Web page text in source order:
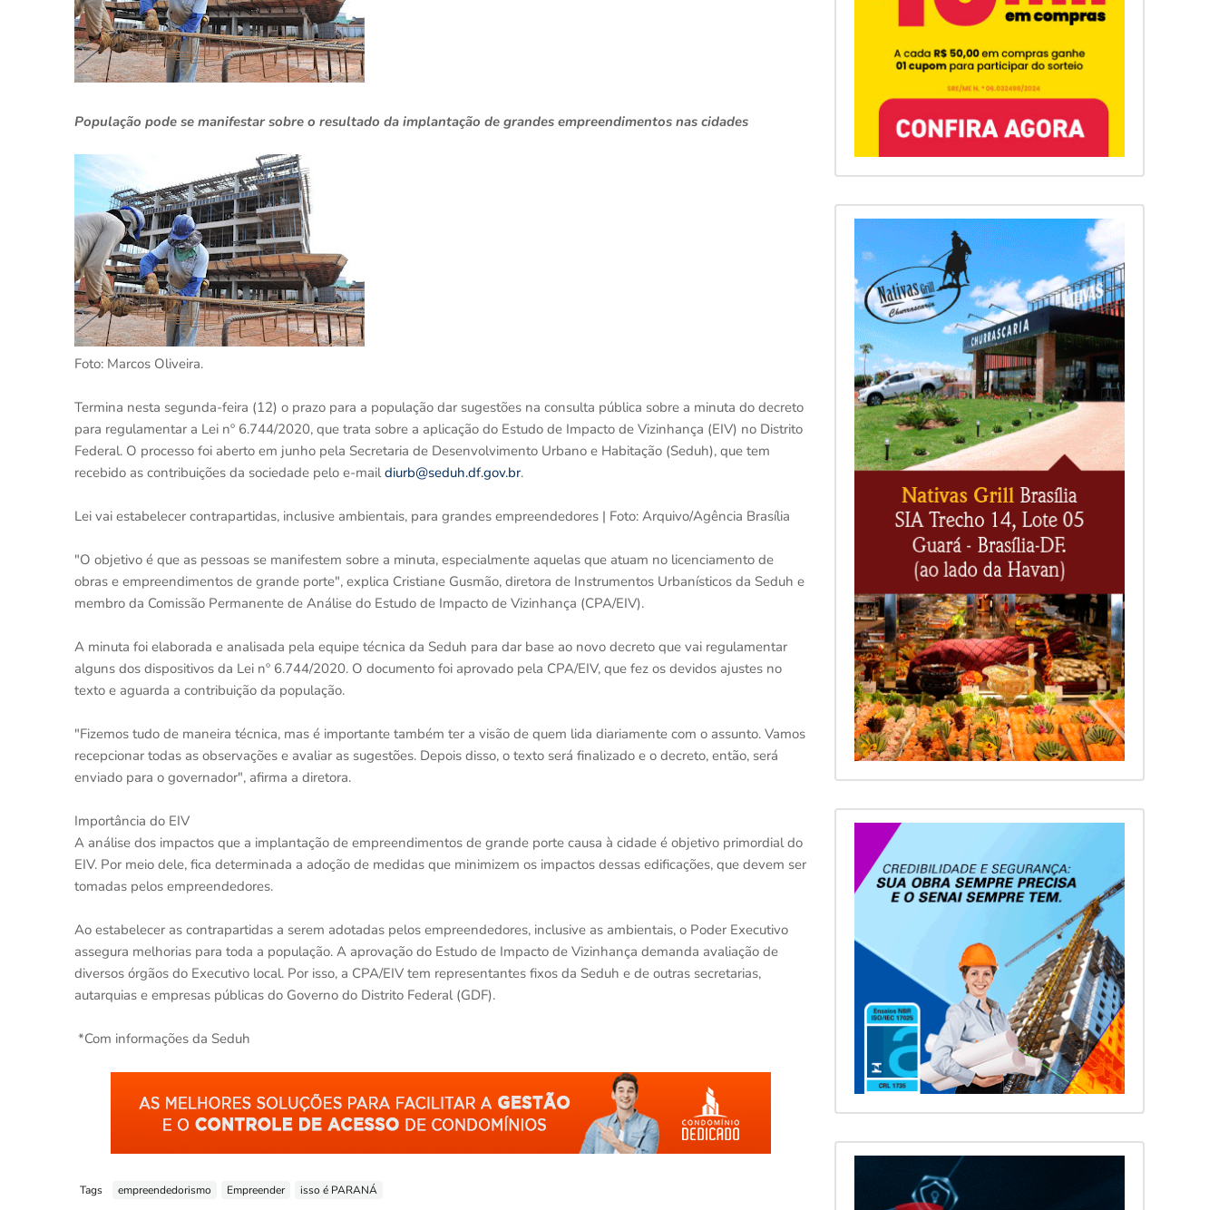
População pode se manifestar sobre o resultado da implantação de grandes empreendimentos nas cidades
Foto: Marcos Oliveira.
Termina nesta segunda-feira (12) o prazo para a população dar sugestões na consulta pública sobre a minuta do decreto
para regulamentar a Lei nº 6.744/2020, que trata sobre a aplicação do Estudo de Impacto de Vizinhança (EIV) no Distrito
Federal. O processo foi aberto em junho pela Secretaria de Desenvolvimento Urbano e Habitação (Seduh), que tem
recebido as contribuições da sociedade pelo e-maildiurb@seduh.df.gov.br.
Lei vai estabelecer contrapartidas, inclusive ambientais, para grandes empreendedores | Foto: Arquivo/Agência Brasília
"O objetivo é que as pessoas se manifestem sobre a minuta, especialmente aquelas que atuam no licenciamento de
obras e empreendimentos de grande porte", explica Cristiane Gusmão, diretora de Instrumentos Urbanísticos da Seduh e
membro da Comissão Permanente de Análise do Estudo de Impacto de Vizinhança (CPA/EIV).
A minuta foi elaborada e analisada pela equipe técnica da Seduh para dar base ao novo decreto que vai regulamentar
alguns dos dispositivos da Lei nº 6.744/2020. O documento foi aprovado pela CPA/EIV, que fez os devidos ajustes no
texto e aguarda a contribuição da população.
"Fizemos tudo de maneira técnica, mas é importante também ter a visão de quem lida diariamente com o assunto. Vamos
recepcionar todas as observações e avaliar as sugestões. Depois disso, o texto será finalizado e o decreto, então, será
enviado para o governador", afirma a diretora.
Importância do EIV
A análise dos impactos que a implantação de empreendimentos de grande porte causa à cidade é objetivo primordial do
EIV. Por meio dele, fica determinada a adoção de medidas que minimizem os impactos dessas edificações, que devem ser
tomadas pelos empreendedores.
Ao estabelecer as contrapartidas a serem adotadas pelos empreendedores, inclusive as ambientais, o Poder Executivo
assegura melhorias para toda a população. A aprovação do Estudo de Impacto de Vizinhança demanda avaliação de
diversos órgãos do Executivo local. Por isso, a CPA/EIV tem representantes fixos da Seduh e de outras secretarias,
autarquias e empresas públicas do Governo do Distrito Federal (GDF).
*Com informações da Seduh
Tags empreendedorismo Empreender isso é PARANÁ